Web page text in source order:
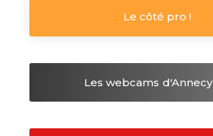
Le côté pro !
Les webcams d'Annecy